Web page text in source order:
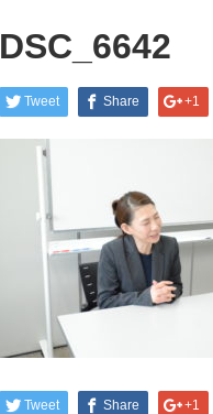
DSC_6642
Tweet Share +1
Tweet Share +1